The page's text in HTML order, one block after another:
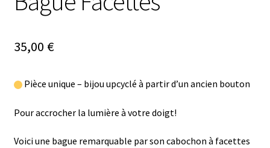
35,00 €
Pièce unique – bijou upcyclé à partir d’un ancien bouton
Pour accrocher la lumière à votre doigt!
Voici une bague remarquable par son cabochon à facettes